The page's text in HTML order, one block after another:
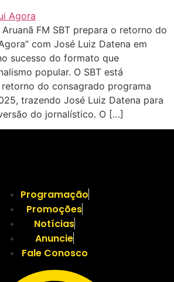
FM SBT prepara o retorno do
com José Luiz Datena em
sucesso do formato que
popular. O SBT está
do consagrado programa
trazendo José Luiz Datena para
do jornalístico. O […]
Programação
Promoções
Notícias
Anuncie
Fale Conosco